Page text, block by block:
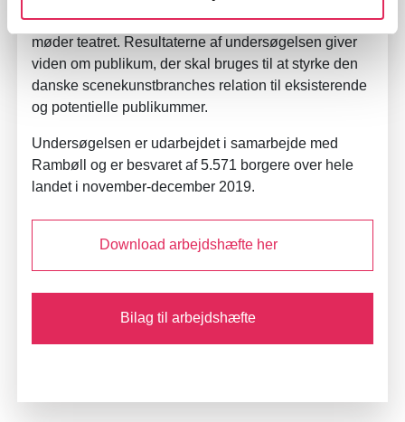
oplever scenekunst, samt hvad det kræver, at flere
møder teatret. Resultaterne af undersøgelsen giver
viden om publikum, der skal bruges til at styrke den
danske scenekunstbranches relation til eksisterende
og potentielle publikummer.
Undersøgelsen er udarbejdet i samarbejde med
Rambøll og er besvaret af 5.571 borgere over hele
landet i november-december 2019.
Download arbejdshæfte her
Bilag til arbejdshæfte